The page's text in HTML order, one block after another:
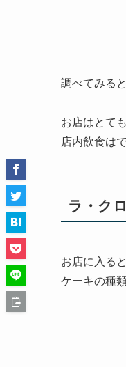
調べてみる
お店はとて
店内飲食は
ラ・ク
お店に入る
ケーキの種